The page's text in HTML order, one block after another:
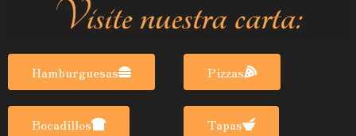
Hamburguesas Pizzas
Bocadillos Tapas